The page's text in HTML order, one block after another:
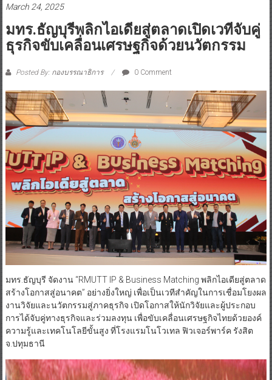
March 24, 2025
มทร.ธัญบุรีพลิกไอเดียสู่ตลาดเปิดเวทีจับคู่
ธุรกิจขับเคลื่อนเศรษฐกิจด้วยนวัตกรรม
Posted By: กองบรรณาธิการ 0 Comment
มทร.ธัญบุรี จัดงาน “RMUTT IP & Business Matching พลิกไอเดียสู่ตลาด
สร้างโอกาสสู่อนาคต” อย่างยิ่งใหญ่ เพื่อเป็นเวทีสำคัญในการเชื่อมโยงผล
งานวิจัยและนวัตกรรมสู่ภาคธุรกิจ เปิดโอกาสให้นักวิจัยและผู้ประกอบ
การได้จับคู่ทางธุรกิจและร่วมลงทุน เพื่อขับเคลื่อนเศรษฐกิจไทยด้วยองค์
ความรู้และเทคโนโลยีขั้นสูง ที่โรงแรมโนโวเทล ฟิวเจอร์พาร์ค รังสิต
จ.ปทุมธานี